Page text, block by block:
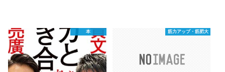
本 筋力アップ・筋肥大